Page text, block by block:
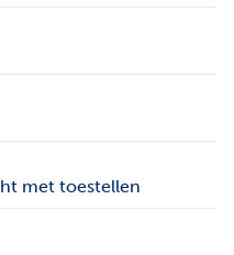
met toestellen